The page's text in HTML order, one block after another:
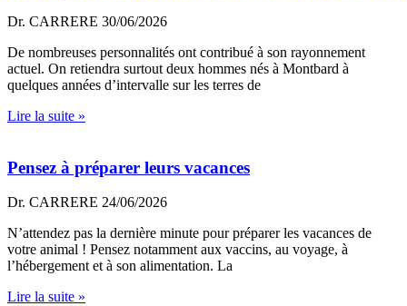
Dr. CARRERE 30/06/2026
De nombreuses personnalités ont contribué à son rayonnement
actuel. On retiendra surtout deux hommes nés à Montbard à
quelques années d’intervalle sur les terres de
Lire la suite »
Pensez à préparer leurs vacances
Dr. CARRERE 24/06/2026
N’attendez pas la dernière minute pour préparer les vacances de
votre animal ! Pensez notamment aux vaccins, au voyage, à
l’hébergement et à son alimentation. La
Lire la suite »